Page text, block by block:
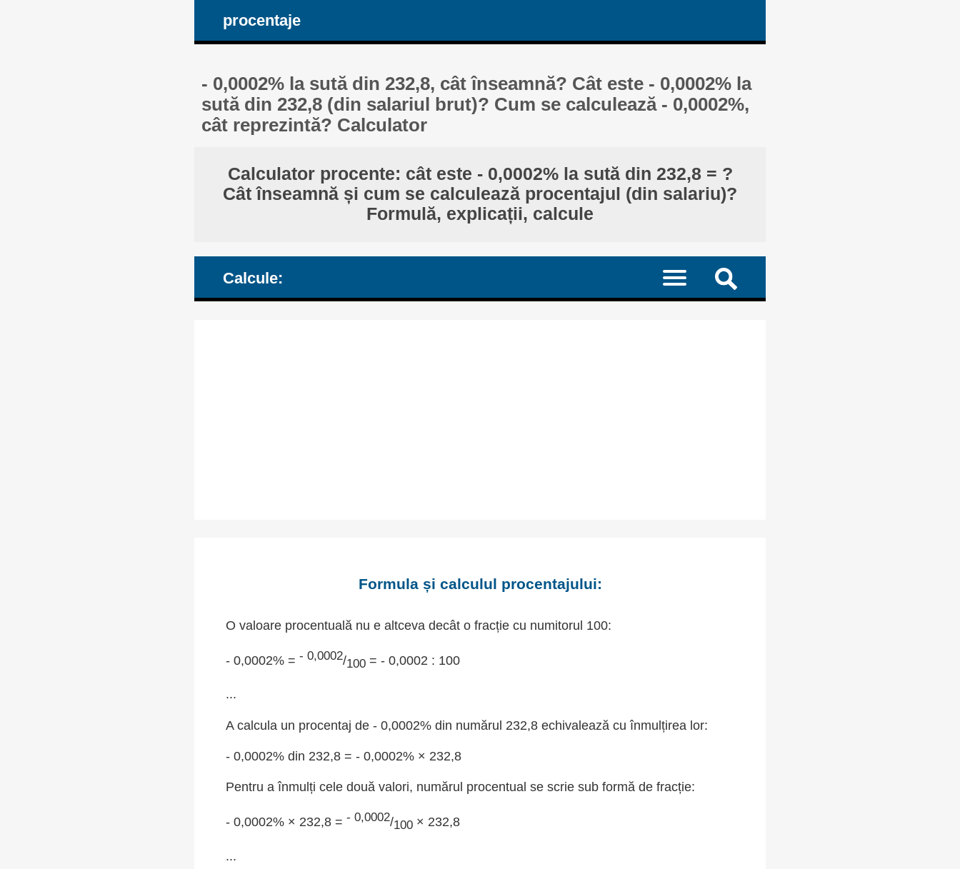
procentaje
- 0,0002% la sută din 232,8, cât înseamnă? Cât este - 0,0002% la
sută din 232,8 (din salariul brut)? Cum se calculează - 0,0002%,
cât reprezintă? Calculator
Calculator procente: cât este - 0,0002% la sută din 232,8 = ?
Cât înseamnă și cum se calculează procentajul (din salariu)?
Formulă, explicații, calcule
Calcule:
Formula și calculul procentajului:
O valoare procentuală nu e altceva decât o fracție cu numitorul 100:
- 0,0002% =- 0,0002/100 = - 0,0002 : 100
...
A calcula un procentaj de - 0,0002% din numărul 232,8 echivalează cu înmulțirea lor:
- 0,0002% din 232,8 = - 0,0002% × 232,8
Pentru a înmulți cele două valori, numărul procentual se scrie sub formă de fracție:
- 0,0002% × 232,8 =- 0,0002/100 × 232,8
...